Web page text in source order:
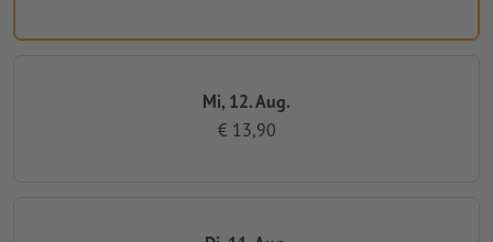
Mi, 12. Aug.
€ 13,90